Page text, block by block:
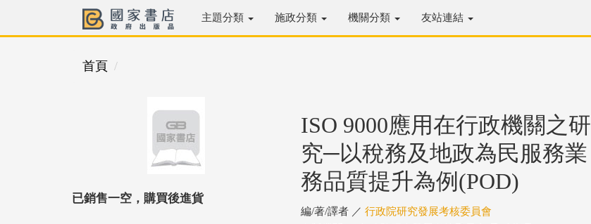
主題分類 施政分類 機關分類 友站連結
首頁
已銷售一空，購買後進貨
ISO 9000應用在行政機關之研
究─以稅務及地政為民服務業
務品質提升為例(POD)
編/著/譯者 ／ 行政院研究發展考核委員會